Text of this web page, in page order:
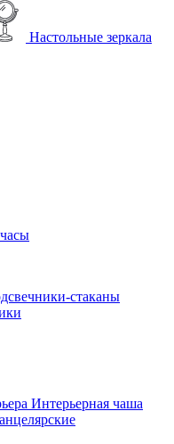
Настольные зеркала
стаканы
Интерьерная чаша